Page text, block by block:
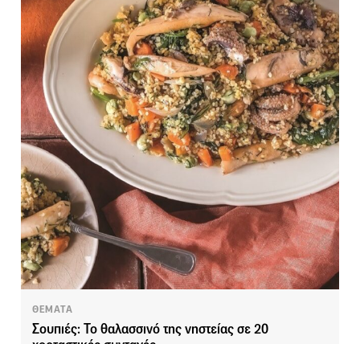
ΘΕΜΑΤΑ
Σουπιές: Το θαλασσινό της νηστείας σε 20